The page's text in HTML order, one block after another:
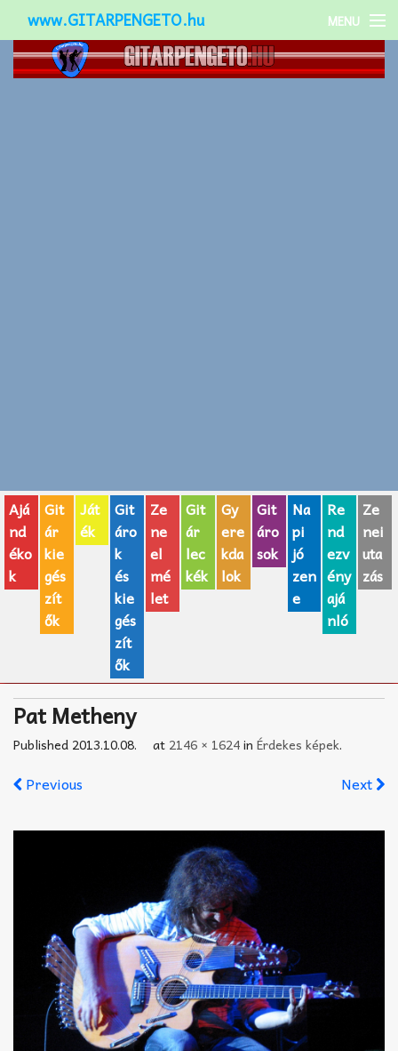
www.GITARPENGETO.hu MENU
Népszerű-
AJÁNDÉK ÖTLETEK
Vicces
GITÁR MÁRKÁK
TOP100 nóta
Zeneiskolák
Ajá
nd
éko
k
Git
ár
kie
gés
zít
ők
Ját
ék
Git
áro
k
és
kie
gés
zít
ők
Ze
ne
el
mé
let
Git
ár
lec
kék
Gy
ere
kda
lok
Git
áro
sok
Na
pi
jó
zen
e
Re
nd
ezv
ény
ajá
nló
Ze
nei
uta
zás
Pat Metheny
Published 2013.10.08. at 2146 × 1624in Érdekes képek.
Previous Next